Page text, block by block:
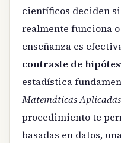
científicos deciden
realmente funciona
enseñanza es
contraste de
estadística
Matemáticas Aplicadas
procedimiento te
basadas en datos,